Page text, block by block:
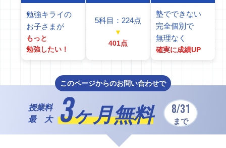
勉強キライの
お子さまが
もっと
勉強したい！
5科目：224点
▼
401点
塾でできない
完全個別で
無理なく
確実に成績UP
このページからのお問い合わせで
授業料
最 大
3ヶ月無料 8/31
まで